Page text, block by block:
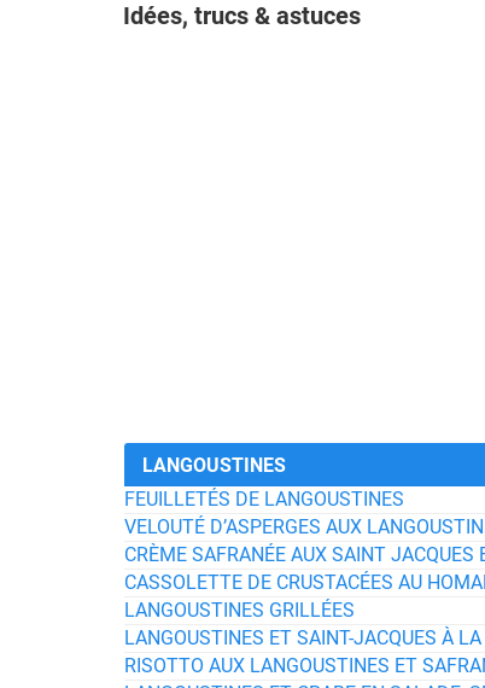
Idées, trucs & astuces
LANGOUSTINES
FEUILLETÉS DE LANGOUSTINES
VELOUTÉ D’ASPERGES AUX
CRÈME SAFRANÉE AUX SAINT JACQUES
CASSOLETTE DE CRUSTACÉES AU
LANGOUSTINES GRILLÉES
LANGOUSTINES ET SAINT-JACQUES À
RISOTTO AUX LANGOUSTINES ET